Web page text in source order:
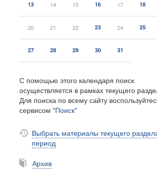
13 14 15 16 17 18
20 21 22 23 24 25
27 28 29 30 31
С помощью этого календаря поиск
осуществляется в рамках текущего
Для поиска по всему сайту
сервисом "Поиск"
Выбрать материалы текущего
период
Архив